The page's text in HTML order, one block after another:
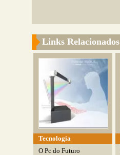
Links Relacionados
Tecnologia
O Pc do Futuro